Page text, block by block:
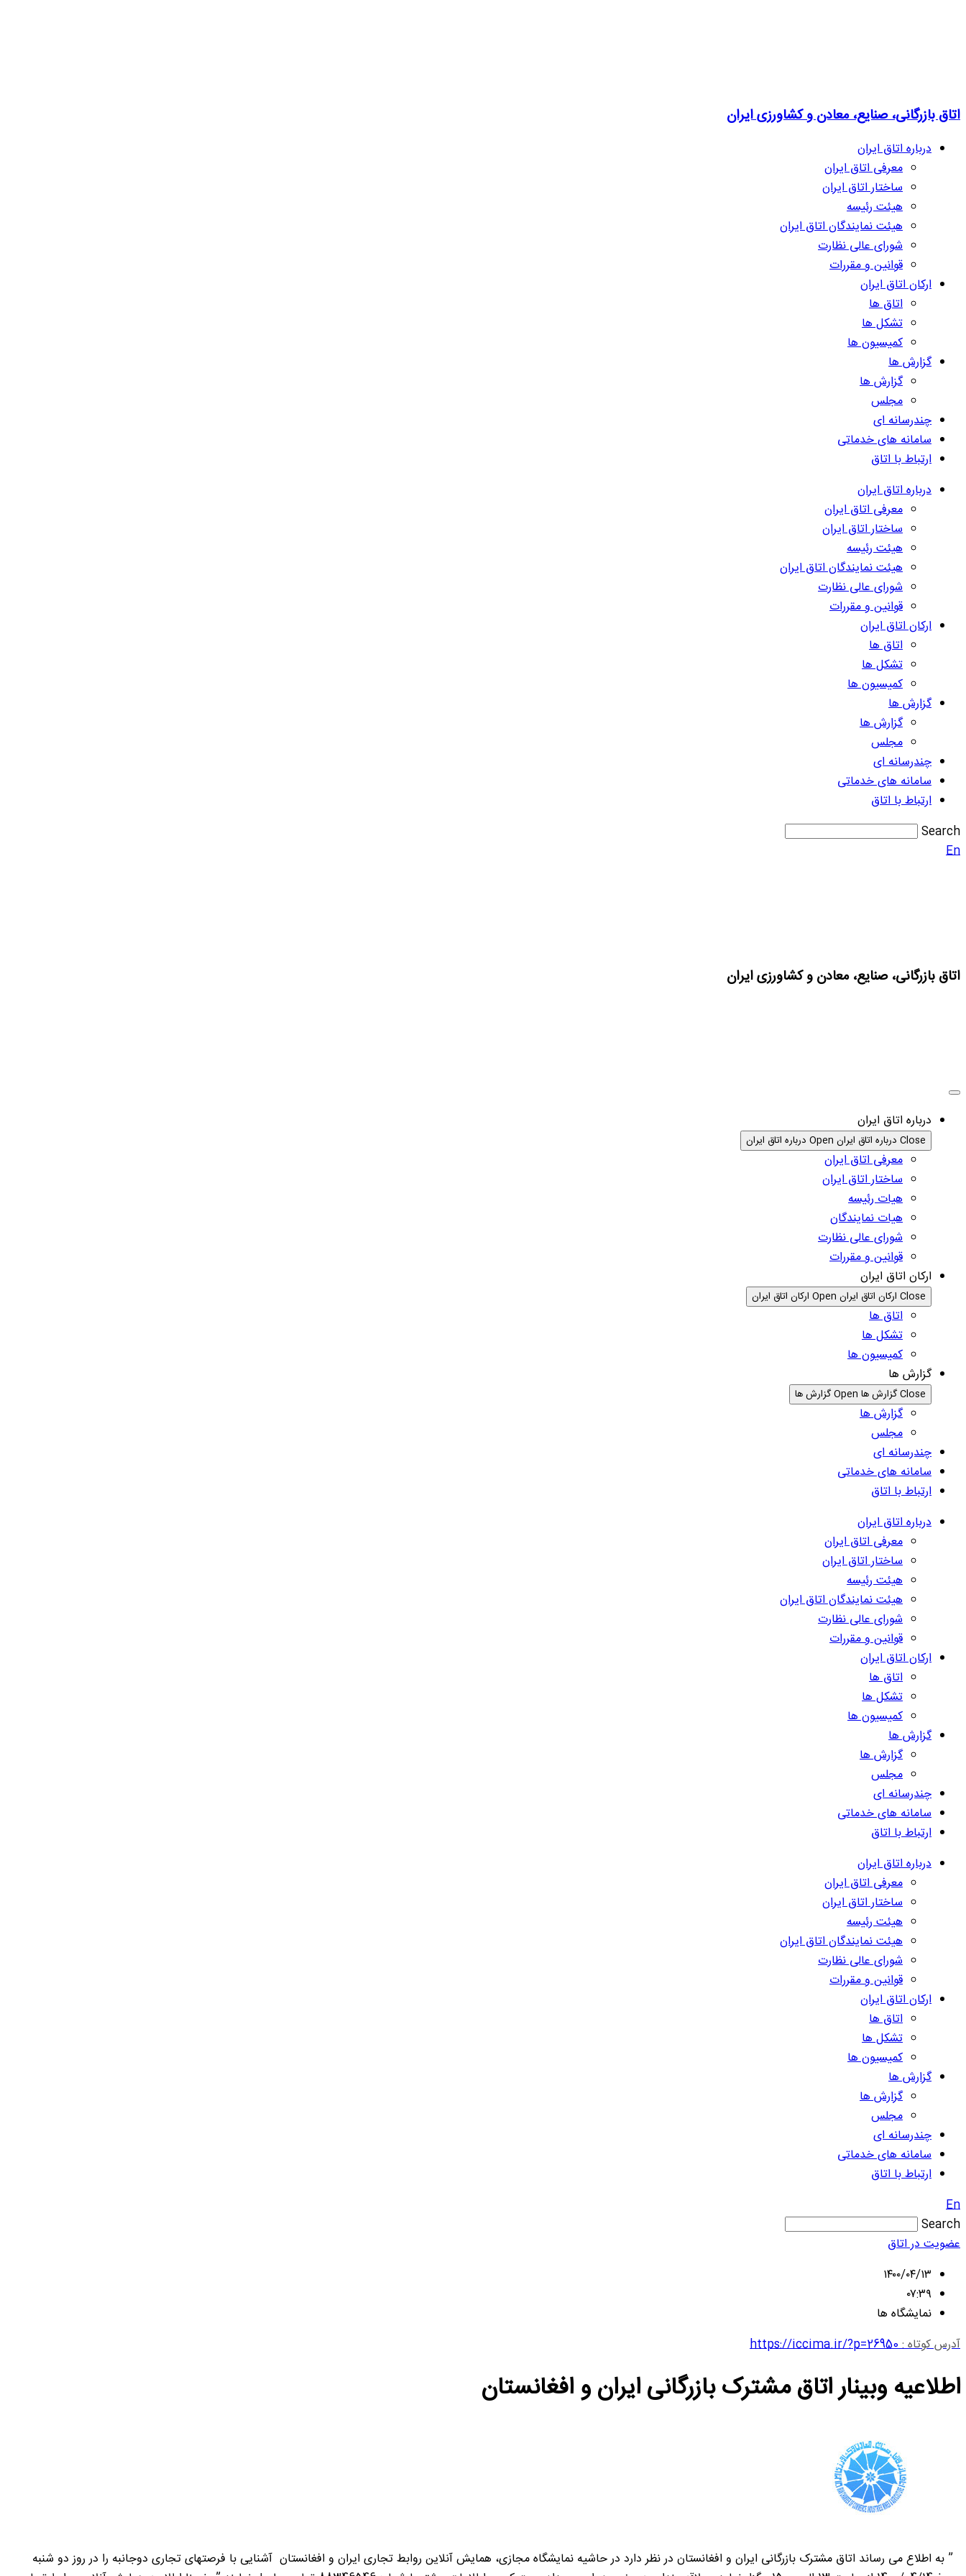
اتاق بازرگانی، صنایع، معادن و کشاورزی ایران
درباره اتاق ایران
معرفی اتاق ایران
ساختار اتاق ایران
هیئت رئیسه
هیئت نمایندگان اتاق ایران
شورای عالی نظارت
قوانین و مقررات
ارکان اتاق ایران
اتاق ها
تشکل ها
کمیسیون ها
گزارش ها
گزارش ها
مجلس
چندرسانه ای
سامانه های خدماتی
ارتباط با اتاق
درباره اتاق ایران
معرفی اتاق ایران
ساختار اتاق ایران
هیئت رئیسه
هیئت نمایندگان اتاق ایران
شورای عالی نظارت
قوانین و مقررات
ارکان اتاق ایران
اتاق ها
تشکل ها
کمیسیون ها
گزارش ها
گزارش ها
مجلس
چندرسانه ای
سامانه های خدماتی
ارتباط با اتاق
Search
En
اتاق بازرگانی، صنایع، معادن و کشاورزی ایران
درباره اتاق ایران
Close درباره اتاق ایران Open درباره اتاق ایران
معرفی اتاق ایران
ساختار اتاق ایران
هیات رئیسه
هیات نمایندگان
شورای عالی نظارت
قوانین و مقررات
ارکان اتاق ایران
Close ارکان اتاق ایران Open ارکان اتاق ایران
اتاق ها
تشکل ها
کمیسیون ها
گزارش ها
Close گزارش ها Open گزارش ها
گزارش ها
مجلس
چندرسانه ای
سامانه های خدماتی
ارتباط با اتاق
درباره اتاق ایران
معرفی اتاق ایران
ساختار اتاق ایران
هیئت رئیسه
هیئت نمایندگان اتاق ایران
شورای عالی نظارت
قوانین و مقررات
ارکان اتاق ایران
اتاق ها
تشکل ها
کمیسیون ها
گزارش ها
گزارش ها
مجلس
چندرسانه ای
سامانه های خدماتی
ارتباط با اتاق
درباره اتاق ایران
معرفی اتاق ایران
ساختار اتاق ایران
هیئت رئیسه
هیئت نمایندگان اتاق ایران
شورای عالی نظارت
قوانین و مقررات
ارکان اتاق ایران
اتاق ها
تشکل ها
کمیسیون ها
گزارش ها
گزارش ها
مجلس
چندرسانه ای
سامانه های خدماتی
ارتباط با اتاق
En
Search
عضویت در اتاق
۱۴۰۰/۰۴/۱۳
۰۷:۳۹
نمایشگاه ها
آدرس کوتاه :https://iccima.ir/?p=26950
اطلاعیه وبینار اتاق مشترک بازرگانی ایران و افغانستان
” به اطلاع می رساند اتاق مشترک بازرگانی ایران و افغانستان در نظر دارد در حاشیه نمایشگاه مجازی، همایش آنلاین روابط تجاری ایران و افغانستان آشنایی با فرصتهای تجاری دوجانبه را در روز دو شنبه